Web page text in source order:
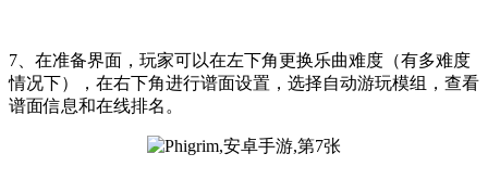
7、在准备界面，玩家可以在左下角更换乐曲难度（有多难度
情况下），在右下角进行谱面设置，选择自动游玩模组，查看
谱面信息和在线排名。